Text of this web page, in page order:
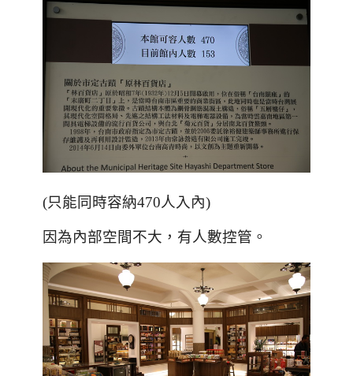
(只能同時容納470人入內)
因為內部空間不大，有人數控管。